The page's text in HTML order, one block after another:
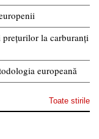
prețurilor la carburanți
europeană
Toate stirile